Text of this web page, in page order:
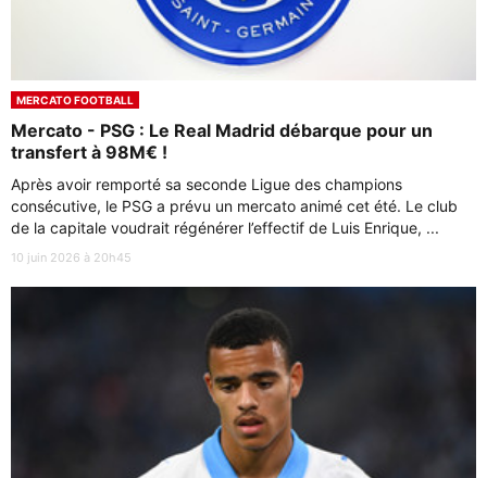
MERCATO FOOTBALL
Mercato - PSG : Le Real Madrid débarque pour un
transfert à 98M€ !
Après avoir remporté sa seconde Ligue des champions
consécutive, le PSG a prévu un mercato animé cet été. Le club
de la capitale voudrait régénérer l’effectif de Luis Enrique, ...
10 juin 2026 à 20h45